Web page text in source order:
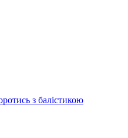
з балістикою